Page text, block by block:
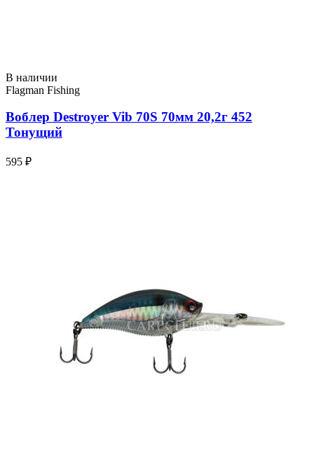
В наличии
Flagman Fishing
Воблер Destroyer Vib 70S 70мм 20,2г 452
Тонущий
595 ₽